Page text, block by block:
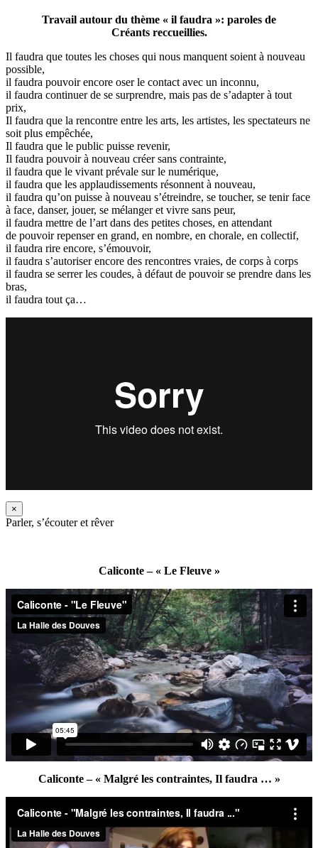
Travail autour du thème « il faudra »: paroles de
Créants reccueillies.
Il faudra que toutes les choses qui nous manquent soient à nouveau
possible,
il faudra pouvoir encore oser le contact avec un inconnu,
il faudra continuer de se surprendre, mais pas de s’adapter à tout
prix,
Il faudra que la rencontre entre les arts, les artistes, les spectateurs ne
soit plus empêchée,
Il faudra que le public puisse revenir,
Il faudra pouvoir à nouveau créer sans contrainte,
il faudra que le vivant prévale sur le numérique,
il faudra que les applaudissements résonnent à nouveau,
il faudra qu’on puisse à nouveau s’étreindre, se toucher, se tenir face
à face, danser, jouer, se mélanger et vivre sans peur,
il faudra mettre de l’art dans des petites choses, en attendant
de pouvoir repenser en grand, en nombre, en chorale, en collectif,
il faudra rire encore, s’émouvoir,
il faudra s’autoriser encore des rencontres vraies, de corps à corps
il faudra se serrer les coudes, à défaut de pouvoir se prendre dans les
bras,
il faudra tout ça…
×
Parler, s’écouter et rêver
Caliconte – « Le Fleuve »
Caliconte – « Malgré les contraintes, Il faudra … »